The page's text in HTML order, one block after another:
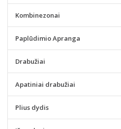
Kombinezonai
Paplūdimio Apranga
Drabužiai
Apatiniai drabužiai
Plius dydis